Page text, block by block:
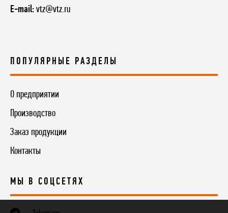
E-mail: vtz@vtz.ru
ПОПУЛЯРНЫЕ РАЗДЕЛЫ
О предприятии
Производство
Заказ продукции
Контакты
МЫ В СОЦСЕТЯХ